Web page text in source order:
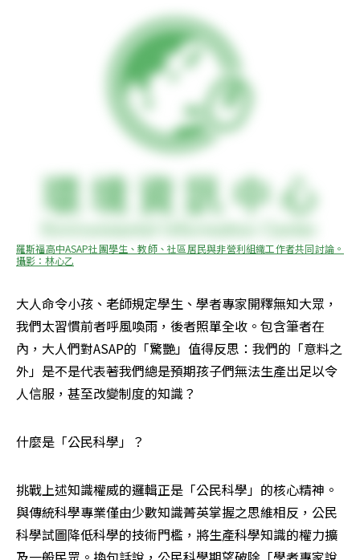
羅斯福高中ASAP社團學生、教師、社區居民與非營利組織工作者共同討論。
攝影：林心乙
大人命令小孩、老師規定學生、學者專家開釋無知大眾，
我們太習慣前者呼風喚雨，後者照單全收。包含筆者在
內，大人們對ASAP的「驚艷」值得反思：我們的「意料之
外」是不是代表著我們總是預期孩子們無法生產出足以令
人信服，甚至改變制度的知識？
什麼是「公民科學」？
挑戰上述知識權威的邏輯正是「公民科學」的核心精神。
與傳統科學專業僅由少數知識菁英掌握之思維相反，公民
科學試圖降低科學的技術門檻，將生產科學知識的權力擴